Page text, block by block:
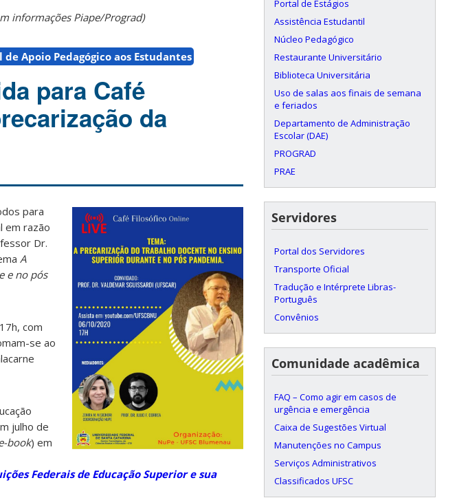
informações Piape/Prograd)
Apoio Pedagógico aos Estudantes
para Café
da
para
em razão
Dr.
A
e no pós
com
se ao
julho de
book) em
Federais de Educação Superior e sua
Portal de Estágios
Assistência Estudantil
Núcleo Pedagógico
Restaurante Universitário
Biblioteca Universitária
Uso de salas aos finais de semana
e feriados
Departamento de Administração
Escolar (DAE)
PROGRAD
PRAE
Servidores
Portal dos Servidores
Transporte Oficial
Tradução e Intérprete Libras-
Português
Convênios
Comunidade acadêmica
FAQ – Como agir em casos de
urgência e emergência
Caixa de Sugestões Virtual
Manutenções no Campus
Serviços Administrativos
Classificados UFSC